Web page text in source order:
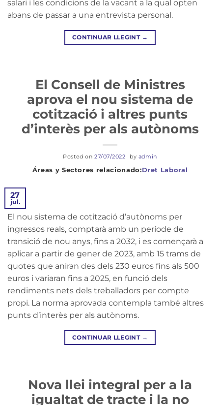
salari i les condicions de la vacant a la qual opten
abans de passar a una entrevista personal.
CONTINUAR LLEGINT →
Dret Laboral
El Consell de Ministres
aprova el nou sistema de
cotització i altres punts
d’interès per als autònoms
Posted on 27/07/2022 by admin
27
jul.
El nou sistema de cotització d’autònoms per
ingressos reals, comptarà amb un període de
transició de nou anys, fins a 2032, i es començarà a
aplicar a partir de gener de 2023, amb 15 trams de
quotes que aniran des dels 230 euros fins als 500
euros i variaran fins a 2025, en funció dels
rendiments nets dels treballadors per compte
propi. La norma aprovada contempla també altres
punts d’interès per als autònoms.
CONTINUAR LLEGINT →
Nova llei integral per a la
igualtat de tracte i la no